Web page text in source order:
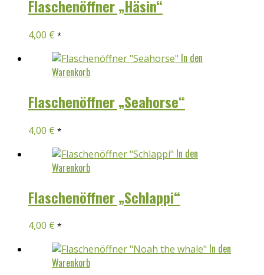
Flaschenöffner „Häsin“
4,00 € *
In den
Warenkorb
Flaschenöffner „Seahorse“
4,00 € *
In den
Warenkorb
Flaschenöffner „Schlappi“
4,00 € *
In den
Warenkorb